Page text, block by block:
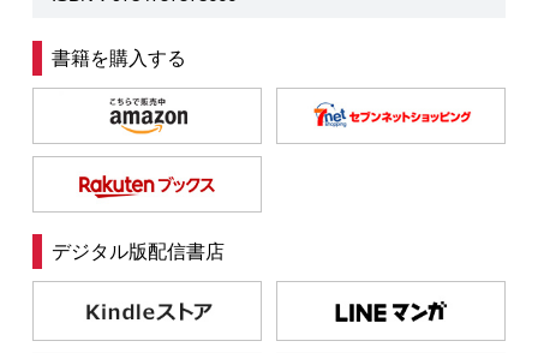
書籍を購入する
デジタル版配信書店